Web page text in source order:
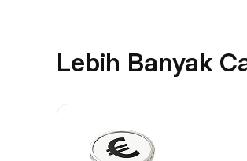
Lebih Banyak